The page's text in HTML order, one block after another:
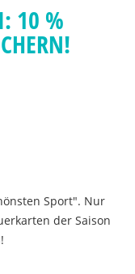
10 %
Sport". Nur
der Saison